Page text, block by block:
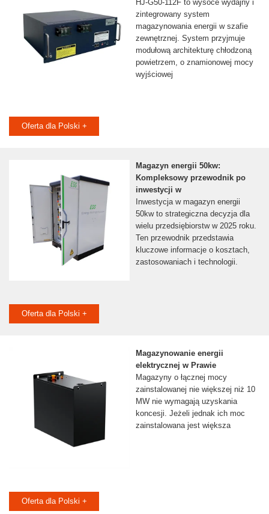
HJ-G50-112F to wysoce wydajny i
zintegrowany system
magazynowania energii w szafie
zewnętrznej. System przyjmuje
modułową architekturę chłodzoną
powietrzem, o znamionowej mocy
wyjściowej
Oferta dla Polski +
Magazyn energii 50kw:
Kompleksowy przewodnik po
inwestycji w
Inwestycja w magazyn energii
50kw to strategiczna decyzja dla
wielu przedsiębiorstw w 2025 roku.
Ten przewodnik przedstawia
kluczowe informacje o kosztach,
zastosowaniach i technologii.
Oferta dla Polski +
Magazynowanie energii
elektrycznej w Prawie
Magazyny o łącznej mocy
zainstalowanej nie większej niż 10
MW nie wymagają uzyskania
koncesji. Jeżeli jednak ich moc
zainstalowana jest większa
Oferta dla Polski +